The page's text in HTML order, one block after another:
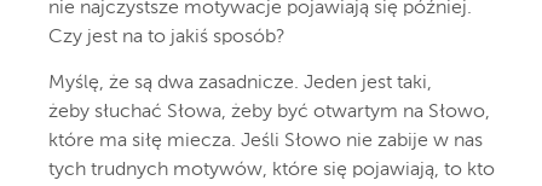
nie najczystsze motywacje pojawiają się później.
Czy jest na to jakiś sposób?
Myślę, że są dwa zasadnicze. Jeden jest taki,
żeby słuchać Słowa, żeby być otwartym na Słowo,
które ma siłę miecza. Jeśli Słowo nie zabije w nas
tych trudnych motywów, które się pojawiają, to kto